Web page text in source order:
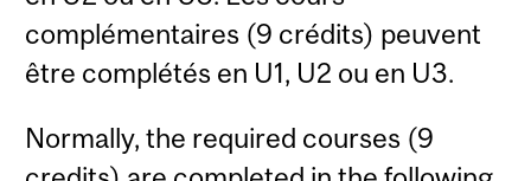
complémentaires (9 crédits) peuvent
être complétés en U1, U2 ou en U3.
Normally, the required courses (9